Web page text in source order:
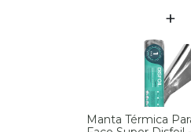
Manta Térmica